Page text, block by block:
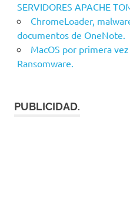
SERVIDORES APACHE
ChromeLoader,
documentos de OneNote.
MacOS por primera
Ransomware.
PUBLICIDAD.